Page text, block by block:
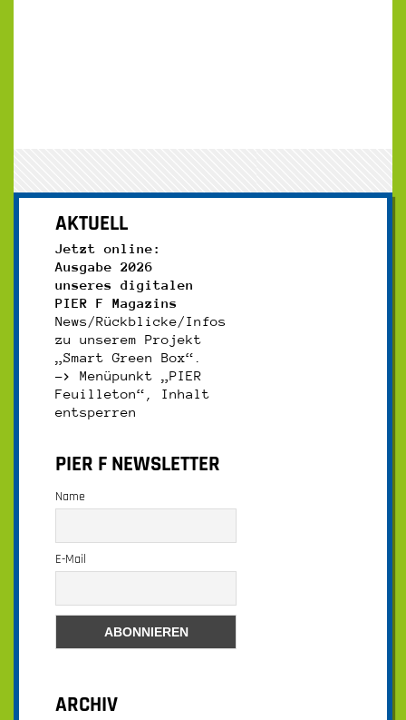
AKTUELL
Jetzt online:
Ausgabe 2026
unseres digitalen
PIER F Magazins
News/Rückblicke/Infos
zu unserem Projekt
„Smart Green Box“.
–>
Menüpunkt „PIER
Feuilleton“, Inhalt
entsperren
PIER F NEWSLETTER
Name
E-Mail
ARCHIV